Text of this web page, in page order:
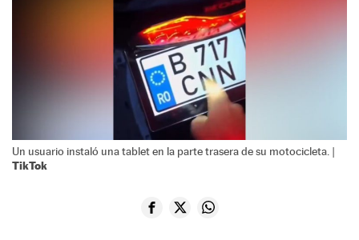
Un usuario instaló una tablet en la parte trasera de su motocicleta. |
TikTok